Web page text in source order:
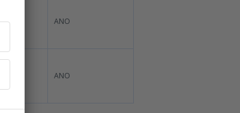
ANO
ANO